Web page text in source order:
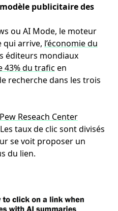
publicitaire des
ou AI Mode, le moteur
qui arrive, l’économie du
éditeurs mondiaux
43% du trafic en
recherche dans les trois
Reseach Center
taux de clic sont divisés
se voit proposer un
du lien.